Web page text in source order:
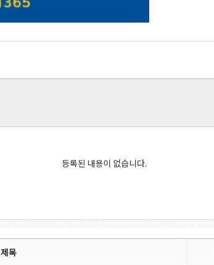
등록된 내용이 없습니다.
제목